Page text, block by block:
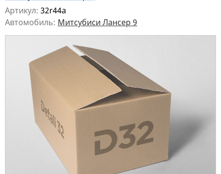
Артикул: 32r44a
Автомобиль: Митсубиси Лансер 9